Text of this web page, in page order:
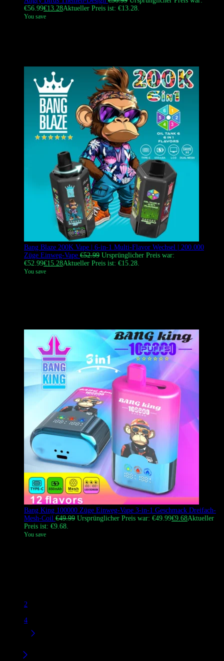
€56.99€13.28Aktueller Preis ist: €13.28.
You save
Bang Blaze 200K Vape | 6-in-1 Multi-Flavor Wechsel | 200.000
Züge Einweg-Vape €52.99 Ursprünglicher Preis war:
€52.99€15.28Aktueller Preis ist: €15.28.
You save
Bang King 100000 Züge Einweg-Vape 3-in-1 Geschmack Dreifach-
Mesh-Coil €49.99 Ursprünglicher Preis war: €49.99€9.68Aktueller
Preis ist: €9.68.
You save
2
4